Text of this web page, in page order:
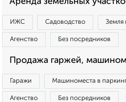
ИЖС Садоводство Земля
Агенство Без посредников
Продажа гаржей,
Гаражи Машиноместа в
Агенство Без посредников